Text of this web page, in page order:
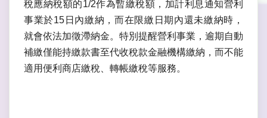
稅應納稅額的1/2作為暫繳稅額，加計利息通知營利
事業於15日內繳納，而在限繳日期內還未繳納時，
就會依法加徵滯納金。 特別提醒營利事業，逾期自動
補繳僅能持繳款書至代收稅款金融機構繳納，而不能
適用便利商店繳稅、轉帳繳稅等服務。